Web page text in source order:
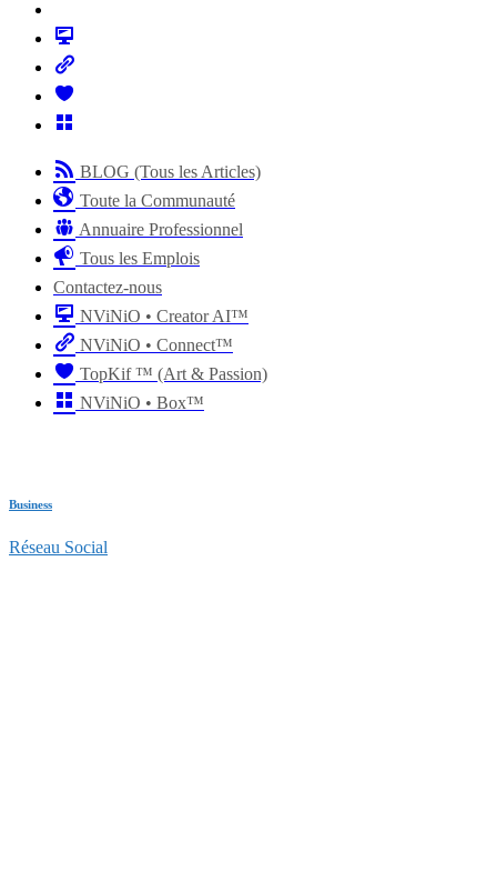
BLOG (Tous les Articles)
Toute la Communauté
Annuaire Professionnel
Tous les Emplois
Contactez-nous
NViNiO • Creator AI™
NViNiO • Connect™
TopKif ™ (Art & Passion)
NViNiO • Box™
Business
Réseau Social